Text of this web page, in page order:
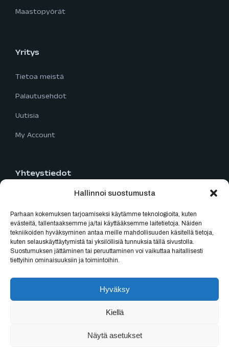
Hallinnoi suostumusta
Parhaan kokemuksen tarjoamiseksi käytämme teknologioita, kuten
evästeitä, tallentaaksemme ja/tai käyttääksemme laitetietoja. Näiden
tekniikoiden hyväksyminen antaa meille mahdollisuuden käsitellä tietoja,
kuten selauskäyttäytymistä tai yksilöllisiä tunnuksia tällä sivustolla.
Suostumuksen jättäminen tai peruuttaminen voi vaikuttaa haitallisesti
tiettyihin ominaisuuksiin ja toimintoihin.
Hyväksy
Kiellä
Näytä asetukset
Maastopyörät
Yritys
Tietoa meistä
Palautusehdot
Uutisia
My Account
Yhteystiedot
040 777 2819
myynti@oulubikes.fi
Arkisin: 10:00-18:00